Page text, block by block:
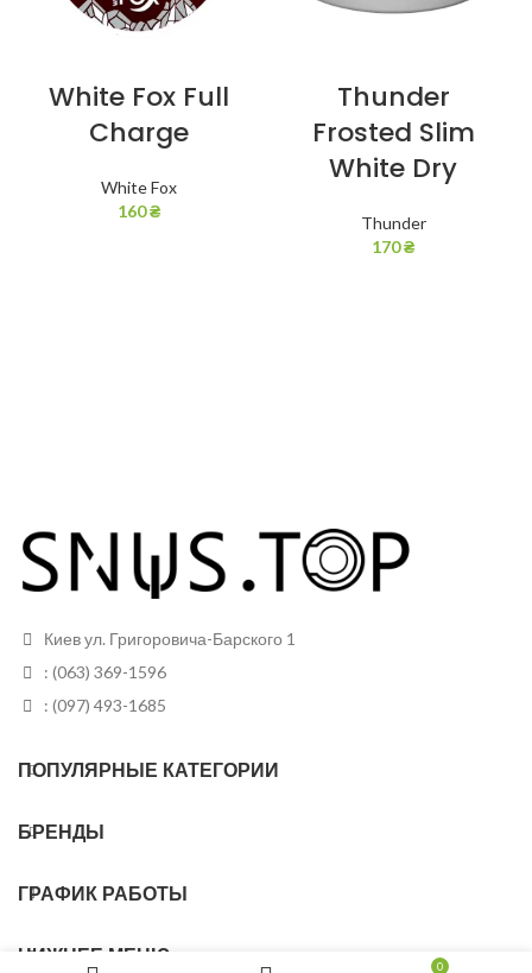
White Fox Full
Charge
White Fox
160₴
Thunder
Frosted Slim
White Dry
Thunder
170₴
Киев ул. Григоровича-Барского 1
: (063) 369-1596
: (097) 493-1685
ПОПУЛЯРНЫЕ КАТЕГОРИИ
БРЕНДЫ
ГРАФИК РАБОТЫ
НИЖНЕЕ МЕНЮ 0